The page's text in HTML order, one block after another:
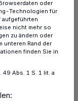
oder
Technologien für
aufgeführten
nicht mehr so
zu ändern oder
unteren Rand der
finden Sie in
Abs. 1 S. 1 lit. a